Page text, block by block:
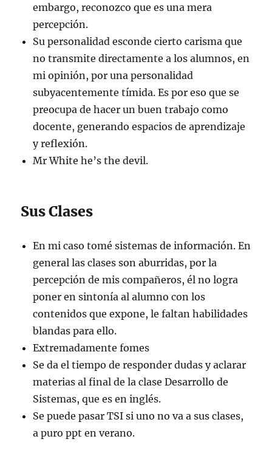
embargo, reconozco que es una mera
percepción.
Su personalidad esconde cierto carisma que
no transmite directamente a los alumnos, en
mi opinión, por una personalidad
subyacentemente tímida. Es por eso que se
preocupa de hacer un buen trabajo como
docente, generando espacios de aprendizaje
y reflexión.
Mr White he’s the devil.
Sus Clases
En mi caso tomé sistemas de información. En
general las clases son aburridas, por la
percepción de mis compañeros, él no logra
poner en sintonía al alumno con los
contenidos que expone, le faltan habilidades
blandas para ello.
Extremadamente fomes
Se da el tiempo de responder dudas y aclarar
materias al final de la clase Desarrollo de
Sistemas, que es en inglés.
Se puede pasar TSI si uno no va a sus clases,
a puro ppt en verano.